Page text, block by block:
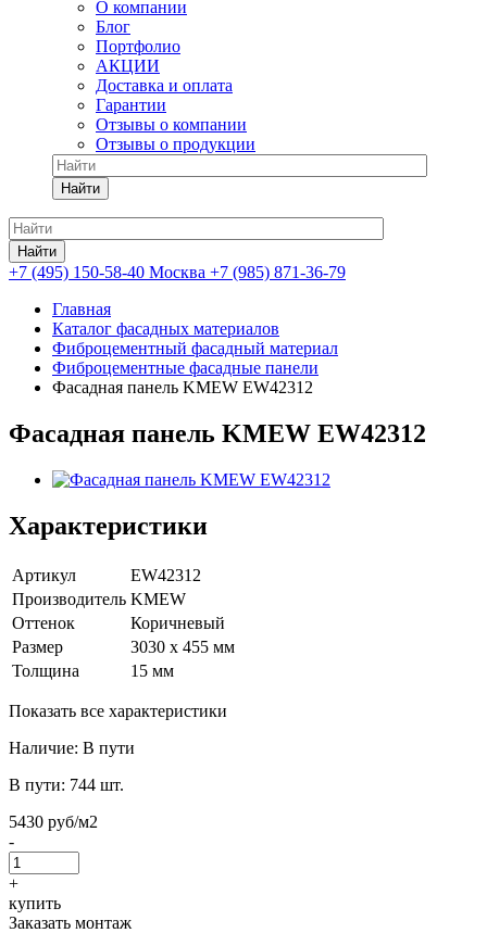
О компании
Блог
Портфолио
АКЦИИ
Доставка и оплата
Гарантии
Отзывы о компании
Отзывы о продукции
Найти
Найти
+7 (495) 150-58-40 Москва +7 (985) 871-36-79
Главная
Каталог фасадных материалов
Фиброцементный фасадный материал
Фиброцементные фасадные панели
Фасадная панель KMEW EW42312
Фасадная панель KMEW EW42312
Характеристики
Артикул
EW42312
Производитель KMEW
Оттенок
Коричневый
Размер
3030 х 455 мм
Толщина
15 мм
Показать все характеристики
Наличие: В пути
В пути: 744 шт.
5430 руб/м2
-
+
купить
Заказать монтаж